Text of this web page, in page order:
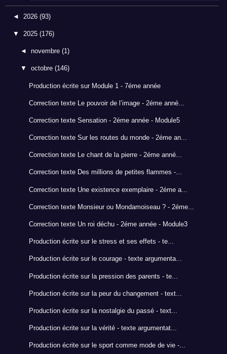
◄ 2026 (93)
▼ 2025 (176)
◄novembre(1)
▼octobre(146)
Production écrite sur Module 1 - 7éme année
Correction texte Le pouvoir de l’image - 2éme anné...
Correction texte Sensation - 2éme année - Module5
Correction texte Sur les routes du monde - 2éme an...
Correction texte Le chant de la pierre - 2éme anné...
Correction texte Des millions de petites flammes -...
Correction texte Une existence exemplaire - 2éme a...
Correction texte Monsieur ou Mondamoiseau ? - 2éme...
Correction texte Un roi déchu - 2éme année - Module3
Production écrite sur le stress et ses effets - te...
Production écrite sur le courage - texte argumenta...
Production écrite sur la pression des parents - te...
Production écrite sur la peur du changement - text...
Production écrite sur la nostalgie du passé - text...
Production écrite sur la vérité - texte argumentat...
Production écrite sur le sport comme mode de vie -...